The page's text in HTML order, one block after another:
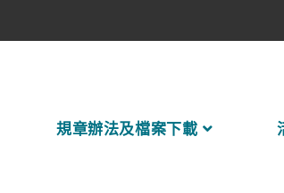
規章辦法及檔案下載